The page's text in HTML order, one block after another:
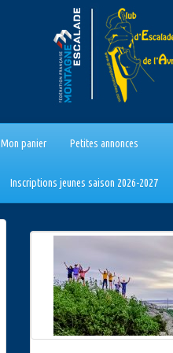
Mon panier Petites annonces
Inscriptions jeunes saison 2026-2027